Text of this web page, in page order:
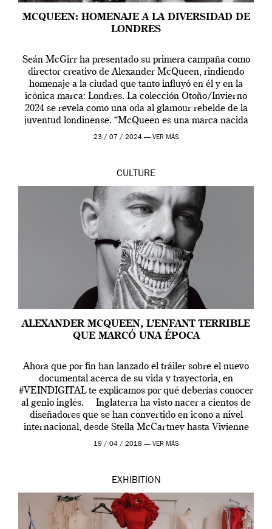
MCQUEEN: HOMENAJE A LA DIVERSIDAD DE
LONDRES
Seán McGirr ha presentado su primera campaña como
director creativo de Alexander McQueen, rindiendo
homenaje a la ciudad que tanto influyó en él y en la
icónica marca: Londres. La colección Otoño/Invierno
2024 se revela como una oda al glamour rebelde de la
juventud londinense. “McQueen es una marca nacida
en Londres y siempre ha […]
23 / 07 / 2024 — VER MÁS
CULTURE
ALEXANDER MCQUEEN, L’ENFANT TERRIBLE
QUE MARCÓ UNA ÉPOCA
Ahora que por fin han lanzado el tráiler sobre el nuevo
documental acerca de su vida y trayectoria, en
#VEINDIGITAL te explicamos por qué deberías conocer
al genio inglés. Inglaterra ha visto nacer a cientos de
diseñadores que se han convertido en icono a nivel
internacional, desde Stella McCartney hasta Vivienne
Westwood pasando […]
19 / 04 / 2018 — VER MÁS
EXHIBITION